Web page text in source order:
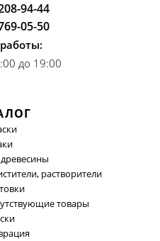
94-44
05-50
до 19:00
растворители
товары